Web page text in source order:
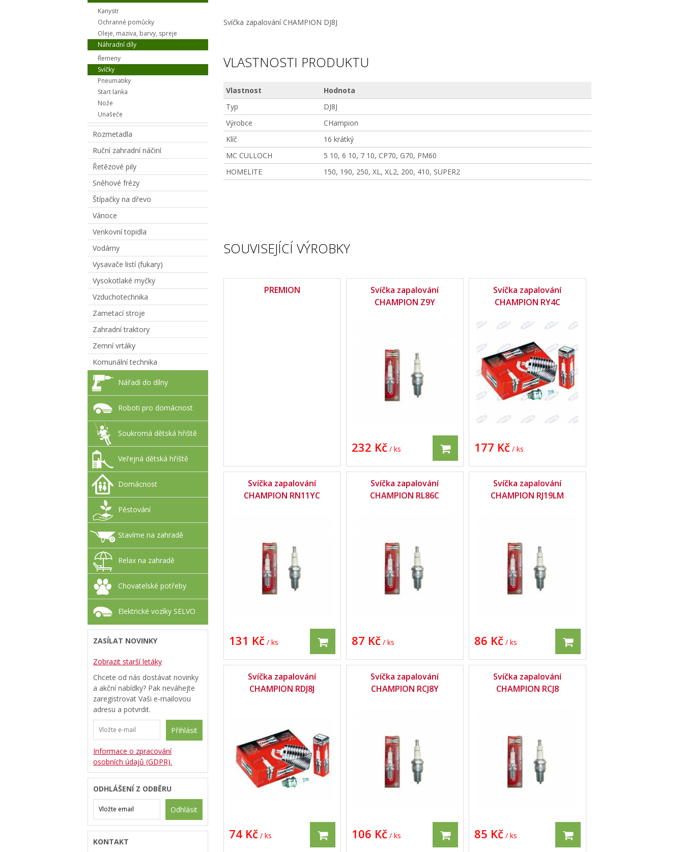
Svíčka zapalování CHAMPION DJ8J
VLASTNOSTI PRODUKTU
Vlastnost
Hodnota
Typ
DJ8J
Výrobce
CHampion
Klíč
16 krátký
MC CULLOCH
5 10, 6 10, 7 10, CP70, G70, PM60
HOMELITE
150, 190, 250, XL, XL2, 200, 410, SUPER2
SOUVISEJÍCÍ VÝROBKY
PREMION
Svíčka zapalování
CHAMPION Z9Y
232 Kč / ks
Svíčka zapalování
CHAMPION RY4C
177 Kč / ks
Svíčka zapalování
CHAMPION RN11YC
131 Kč / ks
Svíčka zapalování
CHAMPION RL86C
87 Kč / ks
Svíčka zapalování
CHAMPION RJ19LM
86 Kč / ks
Svíčka zapalování
CHAMPION RDJ8J
74 Kč / ks
Svíčka zapalování
CHAMPION RCJ8Y
106 Kč / ks
Svíčka zapalování
CHAMPION RCJ8
85 Kč / ks
Kanystr
Ochranné pomůcky
Oleje, maziva, barvy, spreje
Náhradní díly
Řemeny
Svíčky
Pneumatiky
Start lanka
Nože
Unašeče
Rozmetadla
Ruční zahradní náčiní
Řetězové pily
Sněhové frézy
Štípačky na dřevo
Vánoce
Venkovní topidla
Vodárny
Vysavače listí (fukary)
Vysokotlaké myčky
Vzduchotechnika
Zametací stroje
Zahradní traktory
Zemní vrtáky
Komunální technika
Nářadí do dílny
Roboti pro domácnost
Soukromá dětská hřiště
Veřejná dětská hřiště
Domácnost
Pěstování
Stavíme na zahradě
Relax na zahradě
Chovatelské potřeby
Elektrické vozíky SELVO
ZASÍLAT NOVINKY
Zobrazit starší letáky
Chcete od nás dostávat novinky
a akční nabídky? Pak neváhejte
zaregistrovat Vaši e-mailovou
adresu a potvrdit.
Přihlásit
Informace o zpracování
osobních údajů (GDPR).
ODHLÁŠENÍ Z ODBĚRU
Odhlásit
KONTAKT